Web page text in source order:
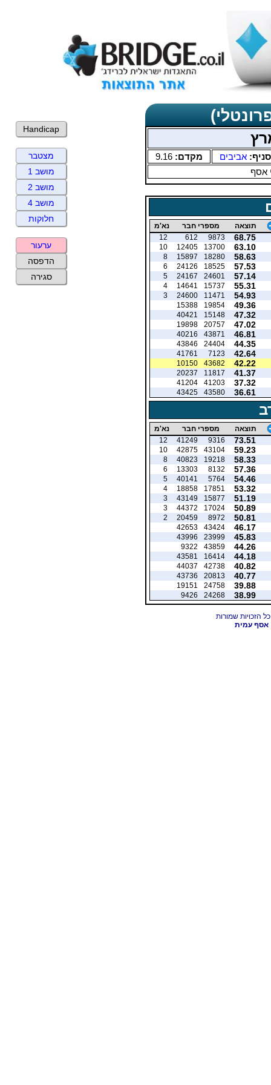
סניף: אביבים מקדם: 9.16
אסף
תוצאה מספרי חבר נא'מ
68.75
9873
612
12
63.10
13700
12405
10
58.63
18280
15897
8
57.53
18525
24126
6
57.14
24601
24167
5
55.31
15737
14641
4
54.93
11471
24600
3
49.36
19854
15388
47.32
15148
40421
47.02
20757
19898
46.81
43871
40216
44.35
24404
43846
42.64
7123
41761
42.22
43682
10150
41.37
11817
20237
37.32
41203
41204
36.61
43580
43425
תוצאה מספרי חבר נא'מ
73.51
9316
41249
12
59.23
43104
42875
10
58.33
19218
40823
8
57.36
8132
13303
6
54.46
5764
40141
5
53.32
17851
18858
4
51.19
15877
43149
3
50.89
17024
44372
3
50.81
8972
20459
2
46.17
43424
42653
45.83
23999
43996
44.26
43859
9322
44.18
16414
43581
40.82
42738
44037
40.77
20813
43736
39.88
24758
19151
38.99
24268
9426
אסף עמית
Handicap
מצטבר
מושב 1
מושב 2
מושב 4
חלוקות
ערעור
הדפסה
סגירה